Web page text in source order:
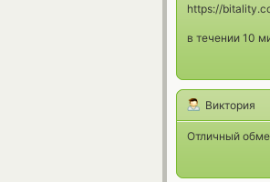
https://
в течении 10
Виктория
Отличный